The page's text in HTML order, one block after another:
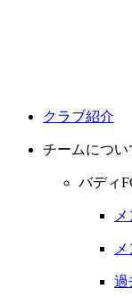
クラブ紹介
チームについ
バディ
過